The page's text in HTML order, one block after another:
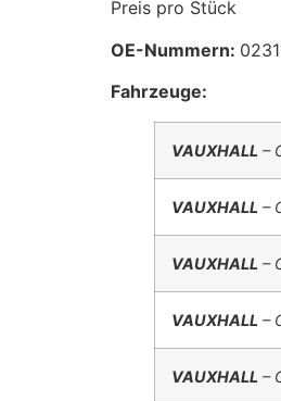
Preis pro Stück
OE-Nummern:
Fahrzeuge:
VAUXHALL –
VAUXHALL –
VAUXHALL –
VAUXHALL –
VAUXHALL –